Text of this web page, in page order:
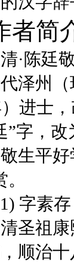
者简
陈廷敬
泽州
进士
”字，
生平
素存
圣祖
顺治